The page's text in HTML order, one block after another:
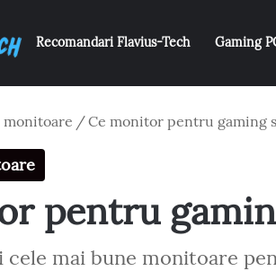
Recomandari Flavius-Tech Gaming
monitoare /Ce monitor pentru gaming
pentru
cele mai bune monitoare